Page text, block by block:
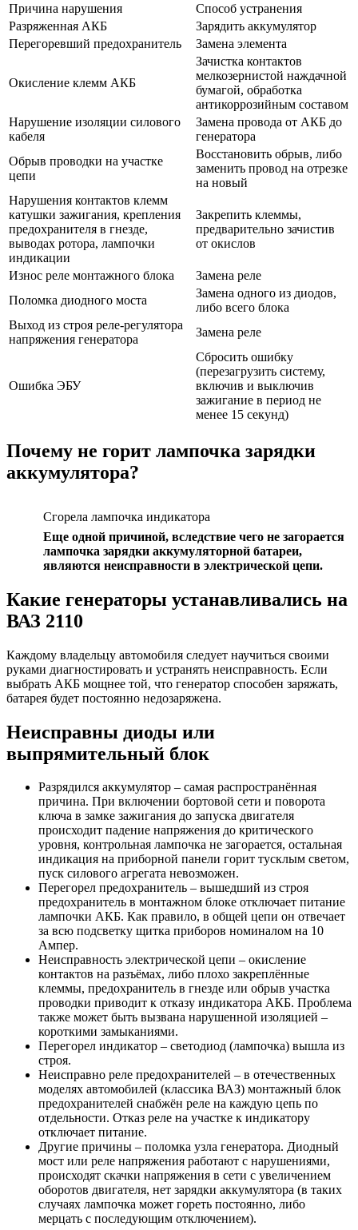
Причина нарушения
Способ устранения
Разряженная АКБ
Зарядить аккумулятор
Перегоревший предохранитель
Замена элемента
Окисление клемм АКБ
Зачистка контактов
мелкозернистой наждачной
бумагой, обработка
антикоррозийным составом
Нарушение изоляции силового
кабеля
Замена провода от АКБ до
генератора
Обрыв проводки на участке
цепи
Восстановить обрыв, либо
заменить провод на отрезке
на новый
Нарушения контактов клемм
катушки зажигания, крепления
предохранителя в гнезде,
выводах ротора, лампочки
индикации
Закрепить клеммы,
предварительно зачистив
от окислов
Износ реле монтажного блока
Замена реле
Поломка диодного моста
Замена одного из диодов,
либо всего блока
Выход из строя реле-регулятора
напряжения генератора
Замена реле
Ошибка ЭБУ
Сбросить ошибку
(перезагрузить систему,
включив и выключив
зажигание в период не
менее 15 секунд)
Почему не горит лампочка зарядки
аккумулятора?
Сгорела лампочка индикатора
Еще одной причиной, вследствие чего не загорается
лампочка зарядки аккумуляторной батареи,
являются неисправности в электрической цепи.
Какие генераторы устанавливались на
ВАЗ 2110
Каждому владельцу автомобиля следует научиться своими
руками диагностировать и устранять неисправность. Если
выбрать АКБ мощнее той, что генератор способен заряжать,
батарея будет постоянно недозаряжена.
Неисправны диоды или
выпрямительный блок
Разрядился аккумулятор – самая распространённая
причина. При включении бортовой сети и поворота
ключа в замке зажигания до запуска двигателя
происходит падение напряжения до критического
уровня, контрольная лампочка не загорается, остальная
индикация на приборной панели горит тусклым светом,
пуск силового агрегата невозможен.
Перегорел предохранитель – вышедший из строя
предохранитель в монтажном блоке отключает питание
лампочки АКБ. Как правило, в общей цепи он отвечает
за всю подсветку щитка приборов номиналом на 10
Ампер.
Неисправность электрической цепи – окисление
контактов на разъёмах, либо плохо закреплённые
клеммы, предохранитель в гнезде или обрыв участка
проводки приводит к отказу индикатора АКБ. Проблема
также может быть вызвана нарушенной изоляцией –
короткими замыканиями.
Перегорел индикатор – светодиод (лампочка) вышла из
строя.
Неисправно реле предохранителей – в отечественных
моделях автомобилей (классика ВАЗ) монтажный блок
предохранителей снабжён реле на каждую цепь по
отдельности. Отказ реле на участке к индикатору
отключает питание.
Другие причины – поломка узла генератора. Диодный
мост или реле напряжения работают с нарушениями,
происходят скачки напряжения в сети с увеличением
оборотов двигателя, нет зарядки аккумулятора (в таких
случаях лампочка может гореть постоянно, либо
мерцать с последующим отключением).